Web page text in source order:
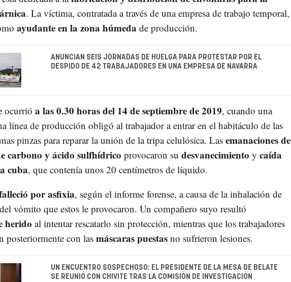
. La víctima, contratada a través de una empresa de trabajo temporal,
ayudante en la zona húmeda de producción.
ANUNCIAN SEIS JORNADAS DE HUELGA PARA PROTESTAR POR EL
DESPIDO DE 42 TRABAJADORES EN UNA EMPRESA DE NAVARRA
ocurrió a las 0.30 horas del 14 de septiembre de 2019, cuando una
línea de producción obligó al trabajador a entrar en el habitáculo de las
pinzas para reparar la unión de la tripa celulósica. Las emanaciones de
carbono y ácido sulfhídrico provocaron su desvanecimiento y caída
cuba, que contenía unos 20 centímetros de líquido.
por asfixia, según el informe forense, a causa de la inhalación de
vómito que estos le provocaron. Un compañero suyo resultó
herido al intentar rescatarlo sin protección, mientras que los trabajadores
posteriormente con las máscaras puestasno sufrieron lesiones.
UN ENCUENTRO SOSPECHOSO: EL PRESIDENTE DE LA MESA DE BELATE
SE REUNIÓ CON CHIVITE TRAS LA COMISIÓN DE INVESTIGACIÓN